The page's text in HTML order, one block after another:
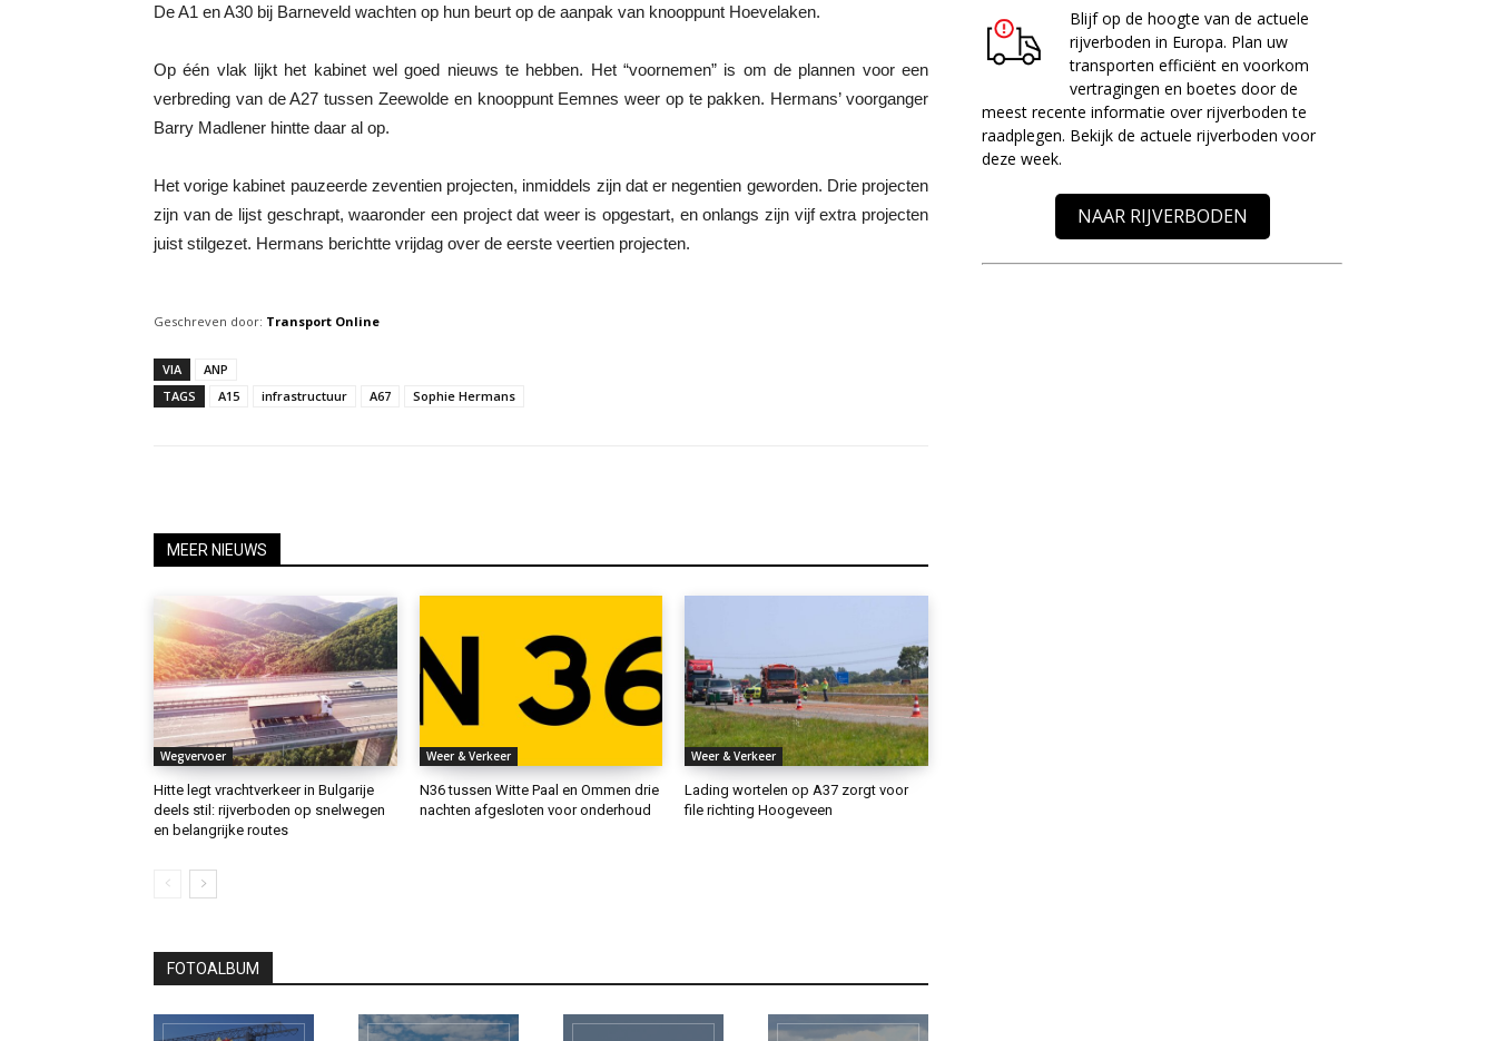
De A1 en A30 bij Barneveld wachten op hun beurt op de aanpak van knooppunt Hoevelaken.
Op één vlak lijkt het kabinet wel goed nieuws te hebben. Het “voornemen” is om de plannen voor een
verbreding van de A27 tussen Zeewolde en knooppunt Eemnes weer op te pakken. Hermans’ voorganger
Barry Madlener hintte daar al op.
Het vorige kabinet pauzeerde zeventien projecten, inmiddels zijn dat er negentien geworden. Drie projecten
zijn van de lijst geschrapt, waaronder een project dat weer is opgestart, en onlangs zijn vijf extra projecten
juist stilgezet. Hermans berichtte vrijdag over de eerste veertien projecten.
Geschreven door: Transport Online
VIA
ANP
TAGS
A15 infrastructuur A67 Sophie Hermans
MEER NIEUWS
Wegvervoer
Hitte legt vrachtverkeer in Bulgarije
deels stil: rijverboden op snelwegen
en belangrijke routes
Weer & Verkeer
N36 tussen Witte Paal en Ommen drie
nachten afgesloten voor onderhoud
Weer & Verkeer
Lading wortelen op A37 zorgt voor
file richting Hoogeveen
FOTOALBUM
Blijf op de hoogte van de actuele
rijverboden in Europa. Plan uw
transporten efficiënt en voorkom
vertragingen en boetes door de
meest recente informatie over rijverboden te
raadplegen. Bekijk de actuele rijverboden voor
deze week.
NAAR RIJVERBODEN